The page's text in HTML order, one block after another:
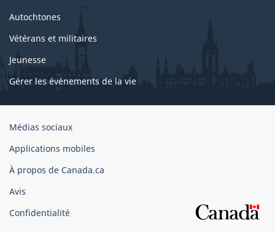
Autochtones
Vétérans et militaires
Jeunesse
Gérer les événements de la vie
Organisation
gouvernement
du
Canada
Médias sociaux
Applications mobiles
À propos de Canada.ca
Avis
Confidentialité